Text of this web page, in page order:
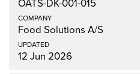
OATS-DK-001-015
Food Solutions A/S
12 Jun 2026